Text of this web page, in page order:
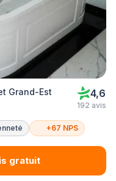
Grand-Est 4,6
192 avis
+67 NPS
gratuit